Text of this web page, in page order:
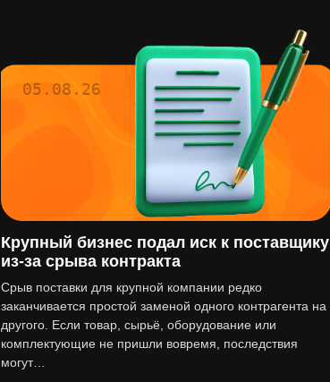
05.08.26
Крупный бизнес подал иск к поставщику
из-за срыва контракта
Срыв поставки для крупной компании редко
заканчивается простой заменой одного контрагента на
другого. Если товар, сырьё, оборудование или
комплектующие не пришли вовремя, последствия
могут…